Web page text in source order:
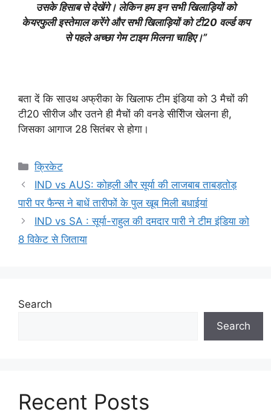
उसके हिसाब से देखेंगे। लेकिन हम इन सभी खिलाड़ियों को
केयरफुली इस्तेमाल करेंगे और सभी खिलाड़ियों को टी20 वर्ल्ड कप
से पहले अच्छा गेम टाइम मिलना चाहिए।”
बता दें कि साउथ अफ्रीका के खिलाफ टीम इंडिया को 3 मैचों की
टी20 सीरीज और उतने ही मैचों की वनडे सीरीिज खेलना ही,
जिसका आगाज 28 सितंबर से होगा।
Categories
क्रिकेट
IND vs AUS: कोहली और सूर्या की लाजबाब ताबड़तोड़
पारी पर फैन्स ने बाधें तारीफों के पुल खूब मिली बधाईयां
IND vs SA : सूर्या-राहुल की दमदार पारी ने टीम इंडिया को
8 विकेट से जिताया
Search
Search
Recent Posts